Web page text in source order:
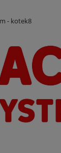
- kotek8